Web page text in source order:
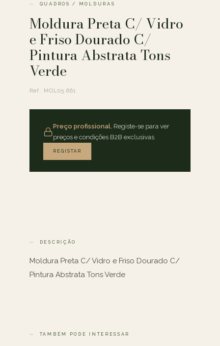
QUADROS / MOLDURAS
Moldura Preta C/ Vidro
e Friso Dourado C/
Pintura Abstrata Tons
Verde
Ref. MOL05.661
Preço profissional. Registe-se para ver
preços e condições B2B exclusivas.
REGISTAR
DESCRIÇÃO
Moldura Preta C/ Vidro e Friso Dourado C/
Pintura Abstrata Tons Verde
TAMBÉM PODE INTERESSAR